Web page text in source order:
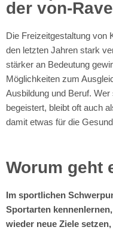
der von-
Die Freizeitgestaltung von
den letzten Jahren stark
stärker an Bedeutung
Möglichkeiten zum
Ausbildung und Beruf.
begeistert, bleibt oft auch
damit etwas für die
Worum geht
Im sportlichen
Sportarten
wieder neue Ziele